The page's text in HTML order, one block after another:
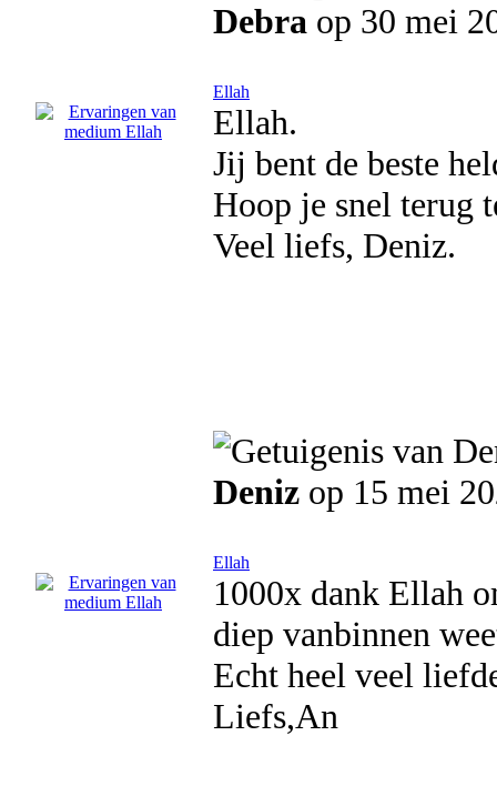
Debra op 30 mei
Ellah
Ellah.
Jij bent de beste
Hoop je snel terug
Veel liefs, Deniz.
Deniz op 15 mei
Ellah
1000x dank Ellah
diep vanbinnen
Echt heel veel
Liefs,An